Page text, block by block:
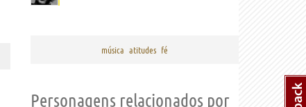
música atitudes fé
Personagens relacionados por